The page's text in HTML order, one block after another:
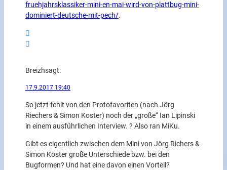
fruehjahrsklassiker-mini-en-mai-wird-von-plattbug-mini-
dominiert-deutsche-mit-pech/.
Breizhsagt:
17.9.2017 19:40
So jetzt fehlt von den Protofavoriten (nach Jörg
Riechers & Simon Koster) noch der „große“ Ian Lipinski
in einem ausführlichen Interview. ? Also ran MiKu.
Gibt es eigentlich zwischen dem Mini von Jörg Richers &
Simon Koster große Unterschiede bzw. bei den
Bugformen? Und hat eine davon einen Vorteil?